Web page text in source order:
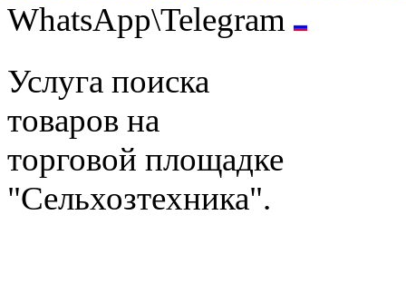
WhatsApp\Telegram
Услуга поиска
товаров на
торговой площадке
"Сельхозтехника".